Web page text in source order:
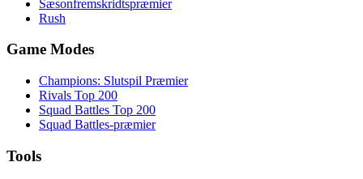
Sæsonfremskridtspræmier
Rush
Game Modes
Champions: Slutspil Præmier
Rivals Top 200
Squad Battles Top 200
Squad Battles-præmier
Tools